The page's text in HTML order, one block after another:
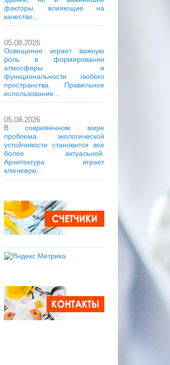
факторы, влияющие на
качество...
05.08.2026
Освещение играет важную
роль в формировании
атмосферы и
функциональности любого
пространства. Правильное
использование...
05.08.2026
В современном мире
проблема экологической
устойчивости становится все
более актуальной.
Архитектура играет
ключевую...